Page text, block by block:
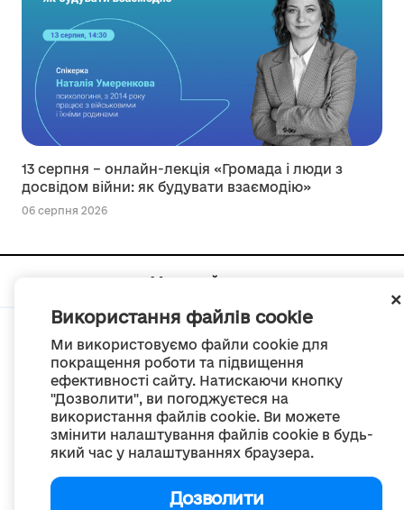
Використання файлів cookie
Ми використовуємо файли cookie для
покращення роботи та підвищення
ефективності сайту. Натискаючи кнопку
"Дозволити", ви погоджуєтеся на
використання файлів cookie. Ви можете
змінити налаштування файлів cookie в будь-
який час у налаштуваннях браузера.
Дозволити
13 серпня – онлайн-лекція «Громада і люди з
досвідом війни: як будувати взаємодію»
06 серпня 2026
Мапа сайту
© Портал «Децентралізація», 2022
Проект був створений 2014 року для комунікації реформи місцевого
самоврядування
та територіальної організації влади в Україні.
Створення та наповнення - ГО «Портал «Децентралізація»
Creative Commons Attribution 4.0 International license,
якщо не зазначено інше